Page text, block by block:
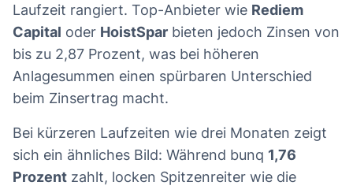
Laufzeit rangiert. Top-Anbieter wie Rediem
Capital oder HoistSpar bieten jedoch Zinsen von
bis zu 2,87 Prozent, was bei höheren
Anlagesummen einen spürbaren Unterschied
beim Zinsertrag macht.
Bei kürzeren Laufzeiten wie drei Monaten zeigt
sich ein ähnliches Bild: Während bunq 1,76
Prozent zahlt, locken Spitzenreiter wie die